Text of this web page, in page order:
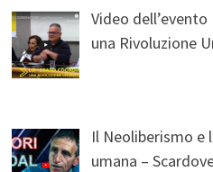
Video
una Rivoluzione
Il Neoliberismo e
umana –